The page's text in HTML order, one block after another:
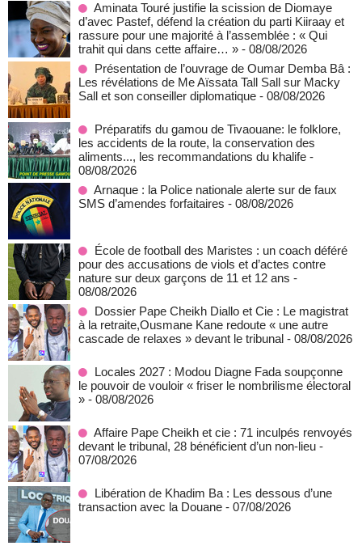
Aminata Touré justifie la scission de Diomaye
d’avec Pastef, défend la création du parti Kiiraay et
rassure pour une majorité à l’assemblée : « Qui
trahit qui dans cette affaire… » - 08/08/2026
Présentation de l’ouvrage de Oumar Demba Bâ :
Les révélations de Me Aïssata Tall Sall sur Macky
Sall et son conseiller diplomatique - 08/08/2026
Préparatifs du gamou de Tivaouane: le folklore,
les accidents de la route, la conservation des
aliments..., les recommandations du khalife -
08/08/2026
Arnaque : la Police nationale alerte sur de faux
SMS d’amendes forfaitaires - 08/08/2026
École de football des Maristes : un coach déféré
pour des accusations de viols et d’actes contre
nature sur deux garçons de 11 et 12 ans -
08/08/2026
Dossier Pape Cheikh Diallo et Cie : Le magistrat
à la retraite,Ousmane Kane redoute « une autre
cascade de relaxes » devant le tribunal - 08/08/2026
Locales 2027 : Modou Diagne Fada soupçonne
le pouvoir de vouloir « friser le nombrilisme électoral
» - 08/08/2026
Affaire Pape Cheikh et cie : 71 inculpés renvoyés
devant le tribunal, 28 bénéficient d’un non-lieu -
07/08/2026
Libération de Khadim Ba : Les dessous d’une
transaction avec la Douane - 07/08/2026